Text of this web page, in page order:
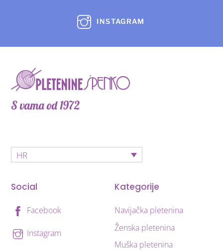
INSTAGRAM
S vama od 1972
HR
Social
Facebook
Instagram
Kategorije
Navijačka pletenina
Ženska pletenina
Muška pletenina